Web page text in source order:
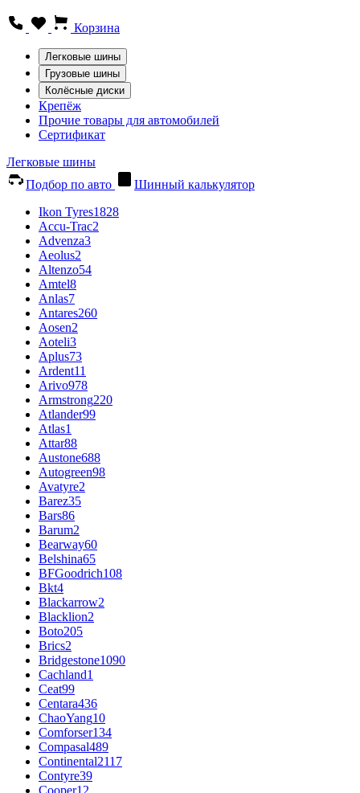
Корзина
Легковые шины
Грузовые шины
Колёсные диски
Крепёж
Прочие товары для автомобилей
Сертификат
Легковые шины
Подбор по авто
Шинный калькулятор
Ikon Tyres1828
Accu-Trac2
Advenza3
Aeolus2
Altenzo54
Amtel8
Anlas7
Antares260
Aosen2
Aoteli3
Aplus73
Ardent11
Arivo978
Armstrong220
Atlander99
Atlas1
Attar88
Austone688
Autogreen98
Avatyre2
Barez35
Bars86
Barum2
Bearway60
Belshina65
BFGoodrich108
Bkt4
Blackarrow2
Blacklion2
Boto205
Brics2
Bridgestone1090
Cachland1
Ceat99
Centara436
ChaoYang10
Comforser134
Compasal489
Continental2117
Contyre39
Cooper12